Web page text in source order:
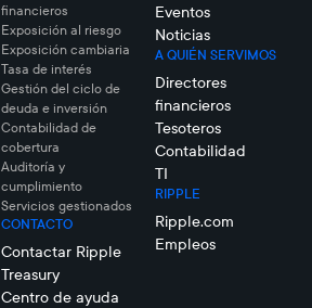
financieros
Exposición al riesgo
Exposición cambiaria
Tasa de interés
Gestión del ciclo de
deuda e inversión
Contabilidad de
cobertura
Auditoría y
cumplimiento
Servicios gestionados
CONTACTO
Contactar Ripple
Treasury
Centro de ayuda
Eventos
Noticias
A QUIÉN SERVIMOS
Directores
financieros
Tesoteros
Contabilidad
TI
RIPPLE
Ripple.com
Empleos